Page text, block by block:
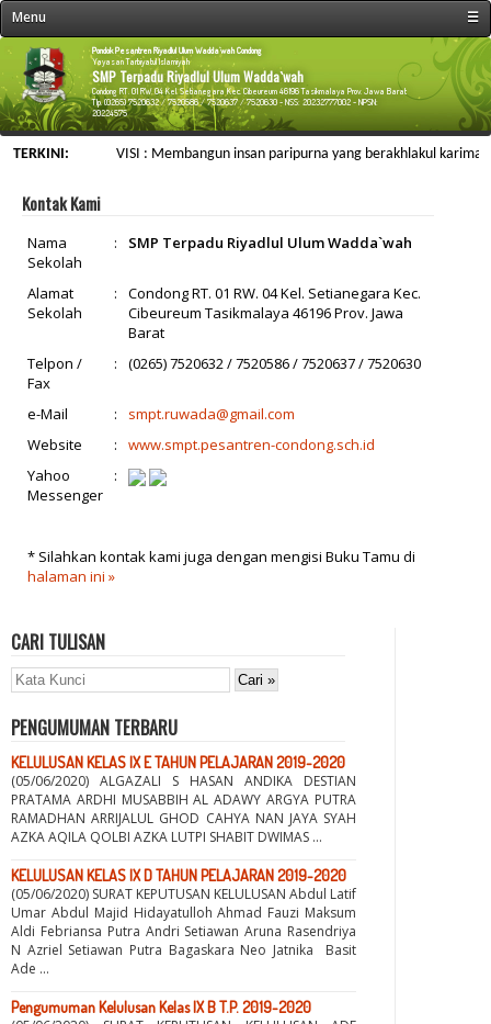
Menu
☰
« Beranda
Profil Sekolah
Fasilitas Sekolah
Kegiatan Sekolah
Data Personalia
Informasi
Galeri & Arsip
Kontak Kami
Pondok Pesantren Riyadlul Ulum Wadda`wah Condong
Yayasan Tarbiyatul Islamiyah
SMP Terpadu Riyadlul Ulum Wadda`wah
Condong RT. 01 RW. 04 Kel. Setianegara Kec. Cibeureum 46196 Tasikmalaya Prov. Jawa Barat
Tlp. (0265) 7520632 / 7520586 / 7520637 / 7520630 - NSS: 20232777002 - NPSN:
20224575
TERKINI: VISI : Membangun insan paripurna yang berakhlakul
Kontak Kami
Nama
Sekolah
: SMP Terpadu Riyadlul Ulum Wadda`wah
Alamat
Sekolah
:
Condong RT. 01 RW. 04 Kel. Setianegara Kec.
Cibeureum Tasikmalaya 46196 Prov. Jawa
Barat
Telpon /
Fax
: (0265) 7520632 / 7520586 / 7520637 / 7520630
e-Mail :
smpt.ruwada@gmail.com
Website
:
www.smpt.pesantren-condong.sch.id
Yahoo
Messenger
:
* Silahkan kontak kami juga dengan mengisi Buku Tamu di
halaman ini »
CARI TULISAN
PENGUMUMAN TERBARU
KELULUSAN KELAS IX E TAHUN PELAJARAN 2019-2020
(05/06/2020) ALGAZALI S HASAN ANDIKA DESTIAN
PRATAMA ARDHI MUSABBIH AL ADAWY ARGYA PUTRA
RAMADHAN ARRIJALUL GHOD CAHYA NAN JAYA SYAH
AZKA AQILA QOLBI AZKA LUTPI SHABIT DWIMAS ...
KELULUSAN KELAS IX D TAHUN PELAJARAN 2019-2020
(05/06/2020) SURAT KEPUTUSAN KELULUSAN Abdul Latif
Umar Abdul Majid Hidayatulloh Ahmad Fauzi Maksum
Aldi Febriansa Putra Andri Setiawan Aruna Rasendriya
N Azriel Setiawan Putra Bagaskara Neo Jatnika Basit
Ade ...
Pengumuman Kelulusan Kelas IX B T.P. 2019-2020